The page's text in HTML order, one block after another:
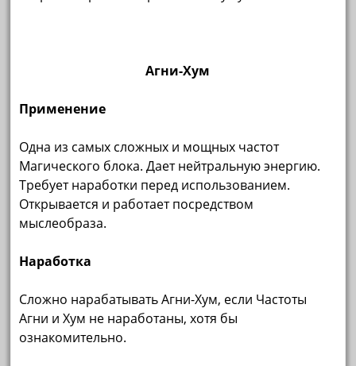
Агни-Хум
Применение
Одна из самых сложных и мощных частот
Магического блока. Дает нейтральную энергию.
Требует наработки перед использованием.
Открывается и работает посредством
мыслеобраза.
Наработка
Сложно нарабатывать Агни-Хум, если Частоты
Агни и Хум не наработаны, хотя бы
ознакомительно.